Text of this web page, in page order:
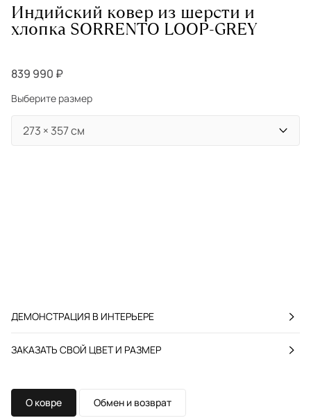
Индийский ковер из шерсти и
хлопка SORRENTO LOOP-GREY
839 990 ₽
Выберите размер
ДЕМОНСТРАЦИЯ В ИНТЕРЬЕРЕ
ЗАКАЗАТЬ СВОЙ ЦВЕТ И РАЗМЕР
О ковре Обмен и возврат